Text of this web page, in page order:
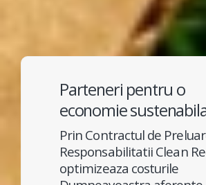
Parteneri pentru o
economie
Prin Contractul de
Responsabilitatii Clean
optimizeaza costurile